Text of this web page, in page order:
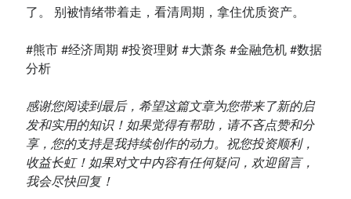
了。 别被情绪带着走，看清周期，拿住优质资产。
#熊市 #经济周期 #投资理财 #大萧条 #金融危机 #数据
分析
感谢您阅读到最后，希望这篇文章为您带来了新的启
发和实用的知识！如果觉得有帮助，请不吝点赞和分
享，您的支持是我持续创作的动力。祝您投资顺利，
收益长虹！如果对文中内容有任何疑问，欢迎留言，
我会尽快回复！